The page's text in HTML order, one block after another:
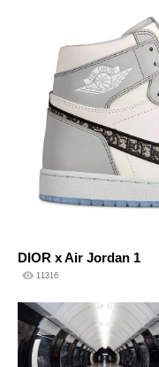
DIOR x Air Jordan 1
11316